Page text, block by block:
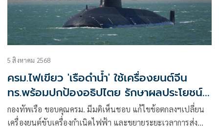
5 สิงหาคม 2568
ครม.ไฟเขียว 'เรือดำน้ำ' ใช้เครื่องยนต์จีน
ทร.พร้อมปกป้องอธิปไตย รักษาผลประโยชน์
ของชาติทางทะเล
กองทัพเรือ ขอบคุณครม. มีมติเห็นชอบ แก้ไขข้อตกลงฯเปลี่ยน
เครื่องยนต์ขับเครื่องกำเนิดไฟฟ้า และขยายระยะเวลาการส่ง